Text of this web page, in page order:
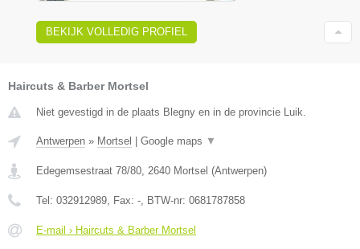
BEKIJK VOLLEDIG PROFIEL
Haircuts & Barber Mortsel
Niet gevestigd in de plaats Blegny en in de provincie Luik.
Antwerpen » Mortsel Google maps ▼
Edegemsestraat 78/80, 2640 Mortsel (Antwerpen)
Tel: 032912989, Fax: -, BTW-nr: 0681787858
E-mail › Haircuts & Barber Mortsel